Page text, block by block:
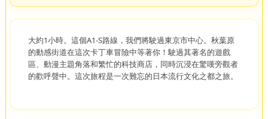
大約1小時。這個A1-S路線，我們將駛過東京市中心。秋葉原
的動感街道在這次卡丁車冒險中等著你！駛過其著名的遊戲
區、動漫主題角落和繁忙的科技商店，同時沉浸在驚嘆旁觀者
的歡呼聲中。這次旅程是一次難忘的日本流行文化之都之旅。